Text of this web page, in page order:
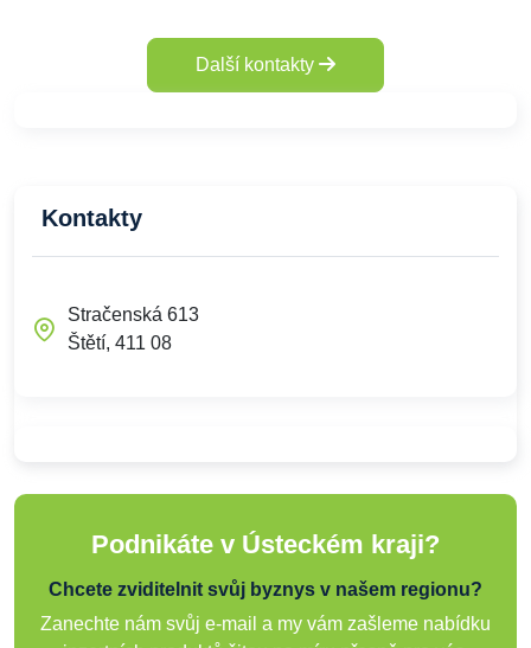
Další kontakty
Kontakty
Stračenská 613
Štětí, 411 08
Podnikáte v Ústeckém kraji?
Chcete zviditelnit svůj byznys v našem regionu?
Zanechte nám svůj e-mail a my vám zašleme nabídku